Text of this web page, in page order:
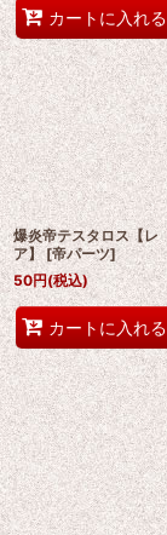
カートに入れる
爆炎帝テスタロス【レ
ア】 [帝パーツ]
50円(税込)
カートに入れる